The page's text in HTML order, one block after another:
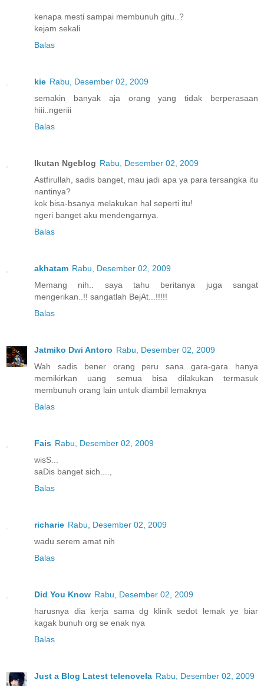
kenapa mesti sampai membunuh gitu..?
kejam sekali
Balas
kie Rabu, Desember 02, 2009
semakin banyak aja orang yang tidak berperasaan
hiii..ngeriii
Balas
Ikutan Ngeblog Rabu, Desember 02, 2009
Astfirullah, sadis banget, mau jadi apa ya para tersangka itu
nantinya?
kok bisa-bsanya melakukan hal seperti itu!
ngeri banget aku mendengarnya.
Balas
akhatam Rabu, Desember 02, 2009
Memang nih.. saya tahu beritanya juga sangat
mengerikan..!! sangatlah BejAt...!!!!!
Balas
Jatmiko Dwi Antoro Rabu, Desember 02, 2009
Wah sadis bener orang peru sana...gara-gara hanya
memikirkan uang semua bisa dilakukan termasuk
membunuh orang lain untuk diambil lemaknya
Balas
Fais Rabu, Desember 02, 2009
wisS...
saDis banget sich....,
Balas
richarie Rabu, Desember 02, 2009
wadu serem amat nih
Balas
Did You Know Rabu, Desember 02, 2009
harusnya dia kerja sama dg klinik sedot lemak ye biar
kagak bunuh org se enak nya
Balas
Just a Blog Latest telenovela Rabu, Desember 02, 2009